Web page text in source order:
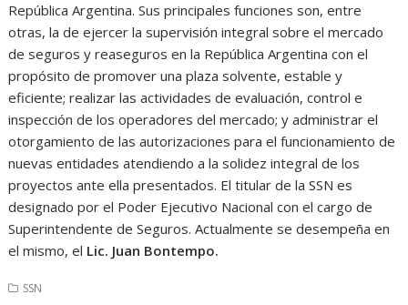
República Argentina. Sus principales funciones son, entre
otras, la de ejercer la supervisión integral sobre el mercado
de seguros y reaseguros en la República Argentina con el
propósito de promover una plaza solvente, estable y
eficiente; realizar las actividades de evaluación, control e
inspección de los operadores del mercado; y administrar el
otorgamiento de las autorizaciones para el funcionamiento de
nuevas entidades atendiendo a la solidez integral de los
proyectos ante ella presentados. El titular de la SSN es
designado por el Poder Ejecutivo Nacional con el cargo de
Superintendente de Seguros. Actualmente se desempeña en
el mismo, el Lic. Juan Bontempo.
SSN